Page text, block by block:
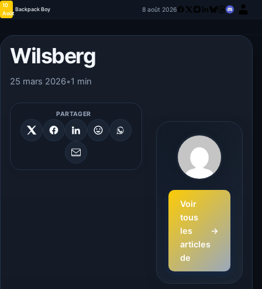
10
Août
Backpack Boy 8 août 2026
Wilsberg
25 mars 2026•1 min
PARTAGER
Voir
tous
les
articles
de
→